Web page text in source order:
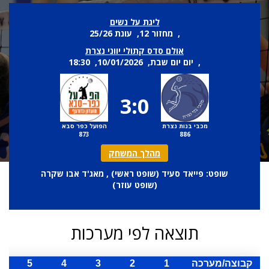
ליגת על נשים
, מחזור 12, עונת 25/26
אולם סדס קתולי יווני נצרת
, יום יום שבת, 10/01/2026, 18:30
מכבי בנות נצרת
886
3:0
הפועל כפר סבא
873
מהלך המשחק
שופט: פייאד סעיד (שופט ראשי) , מאג'ד אבו שקרה
(שופט עוזר)
תוצאה לפי מערכות
קבוצה/מערכה 1
2
3
4
5